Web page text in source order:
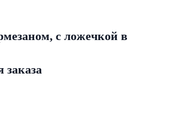
с ложечкой в
заказа